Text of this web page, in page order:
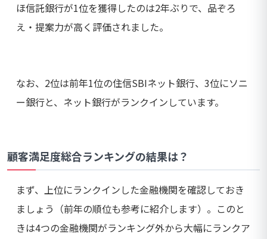
ほ信託銀行が1位を獲得したのは2年ぶりで、品ぞろ
え・提案力が高く評価されました。
なお、2位は前年1位の住信SBIネット銀行、3位にソニ
ー銀行と、ネット銀行がランクインしています。
顧客満足度総合ランキングの結果は？
まず、上位にランクインした金融機関を確認しておき
ましょう（前年の順位も参考に紹介します）。このと
きは4つの金融機関がランキング外から大幅にランクア